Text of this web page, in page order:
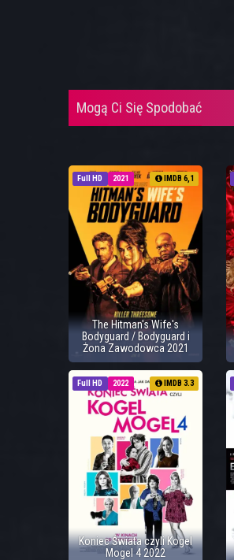
Mogą Ci Się Spodobać
Full HD 2021 IMDB 6,1
The Hitman's Wife's
Bodyguard / Bodyguard i
Żona Zawodowca 2021
Full HD 2022 IMDB 3.3
Koniec Świata czyli Kogel
Mogel 4 2022